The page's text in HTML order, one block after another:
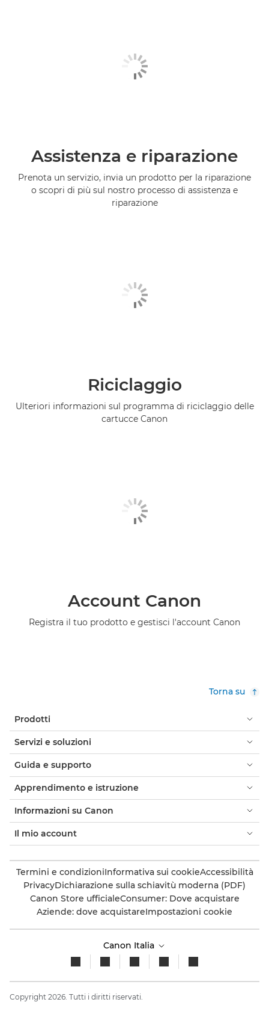
Assistenza e riparazione
Prenota un servizio, invia un prodotto per la riparazione
o scopri di più sul nostro processo di assistenza e
riparazione
Riciclaggio
Ulteriori informazioni sul programma di riciclaggio delle
cartucce Canon
Account Canon
Registra il tuo prodotto e gestisci l'account Canon
Torna su
Prodotti
Servizi e soluzioni
Guida e supporto
Apprendimento e istruzione
Informazioni su Canon
Il mio account
Termini e condizioniInformativa sui cookieAccessibilità
PrivacyDichiarazione sulla schiavitù moderna (PDF)
Canon Store ufficialeConsumer: Dove acquistare
Aziende: dove acquistareImpostazioni cookie
Canon Italia
Copyright 2026. Tutti i diritti riservati.